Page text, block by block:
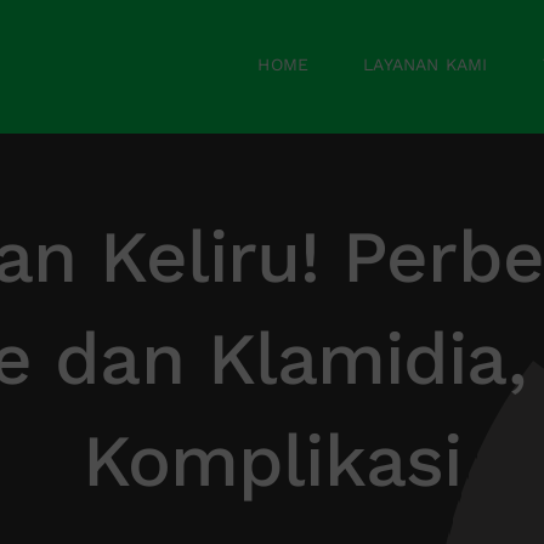
HOME LAYANAN KAMI
Keliru!
dan Klamidia,
Komplikasi